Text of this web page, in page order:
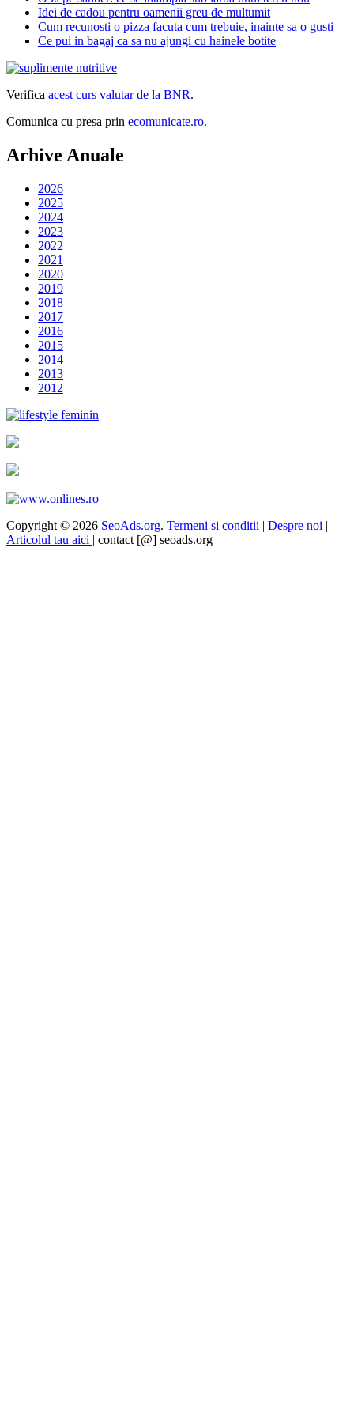
Idei de cadou pentru oamenii greu de multumit
Cum recunosti o pizza facuta cum trebuie, inainte sa o gusti
Ce pui in bagaj ca sa nu ajungi cu hainele botite
Verifica acest curs valutar de la BNR.
Comunica cu presa prin ecomunicate.ro.
Arhive Anuale
2026
2025
2024
2023
2022
2021
2020
2019
2018
2017
2016
2015
2014
2013
2012
Copyright © 2026 SeoAds.org. Termeni si conditii | Despre noi |
Articolul tau aici | contact [@] seoads.org